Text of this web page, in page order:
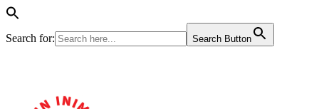
Search for: Search Button